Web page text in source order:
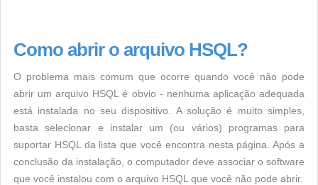
Como abrir o arquivo HSQL?
O problema mais comum que ocorre quando você não pode
abrir um arquivo HSQL é obvio - nenhuma aplicação adequada
está instalada no seu dispositivo. A solução é muito simples,
basta selecionar e instalar um (ou vários) programas para
suportar HSQL da lista que você encontra nesta página. Após a
conclusão da instalação, o computador deve associar o software
que você instalou com o arquivo HSQL que você não pode abrir.